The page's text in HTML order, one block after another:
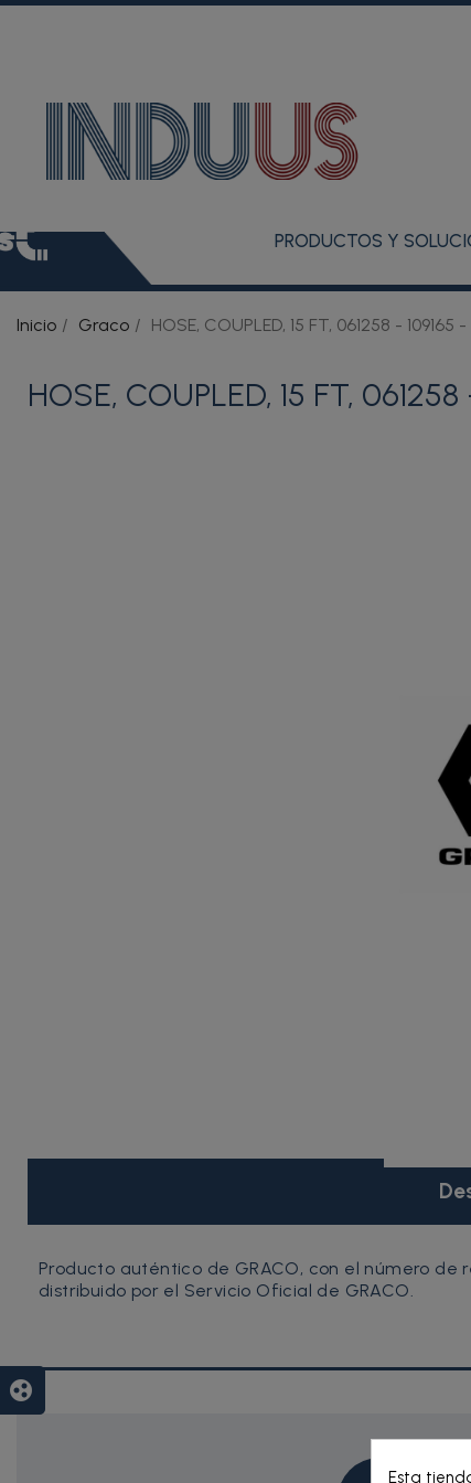
PRODUCTOS Y
Inicio Graco HOSE, COUPLED, 15 FT, 061258 - 109165
HOSE, COUPLED, 15 FT,
Producto auténtico de GRACO, con el número de
distribuido por el Servicio Oficial de GRACO.
Esta
group_work